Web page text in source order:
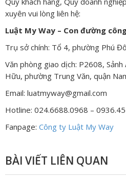
xuyên vui lòng liên hệ:
Luật My Way – Con đường
Trụ sở chính: Tổ 4, phường Phú
Văn phòng giao dịch: P2608,
Hữu, phường Trung Văn, quận
Email: luatmyway@gmail.com
Hotline: 024.6688.0968 –
Fanpage: Công ty Luật My Way
BÀI VIẾT LIÊN QUAN